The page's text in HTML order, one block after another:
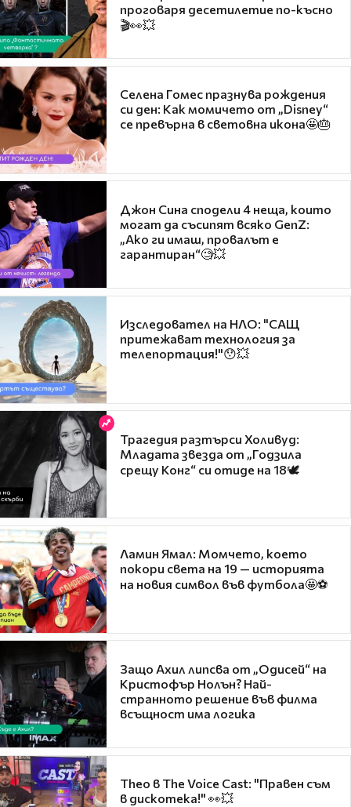
проговаря десетилетие по-късно
🎬👀💥
Селена Гомес празнува рождения
си ден: Как момичето от „Disney“
се превърна в световна икона🤩🎂
Джон Сина сподели 4 неща, които
могат да съсипят всяко GenZ:
„Ако ги имаш, провалът е
гарантиран“🧐💥
Изследовател на НЛО: "САЩ
притежават технология за
телепортация!"😯💥
Трагедия разтърси Холивуд:
Младата звезда от „Годзила
срещу Конг“ си отиде на 18🕊️
Ламин Ямал: Момчето, което
покори света на 19 — историята
на новия символ във футбола🤩⚽
Защо Ахил липсва от „Одисей“ на
Кристофър Нолън? Най-
странното решение във филма
всъщност има логика
Theo в The Voice Cast: "Правен съм
в дискотека!" 👀💥